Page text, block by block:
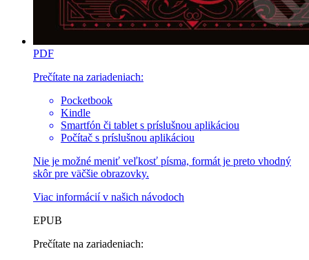
PDF
Prečítate na zariadeniach:
Pocketbook
Kindle
Smartfón či tablet s príslušnou aplikáciou
Počítač s príslušnou aplikáciou
Nie je možné meniť veľkosť písma, formát je preto vhodný
skôr pre väčšie obrazovky.
Viac informácií v našich návodoch
EPUB
Prečítate na zariadeniach: